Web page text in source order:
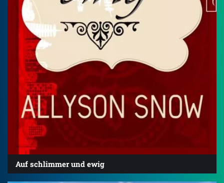
Auf schlimmer und ewig